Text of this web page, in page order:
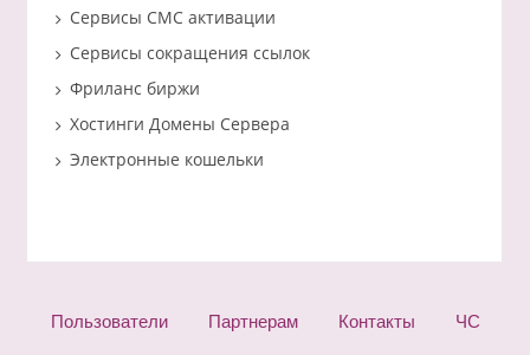
Сервисы СМС активации
Сервисы сокращения ссылок
Фриланс биржи
Хостинги Домены Сервера
Электронные кошельки
Пользователи Партнерам Контакты ЧС